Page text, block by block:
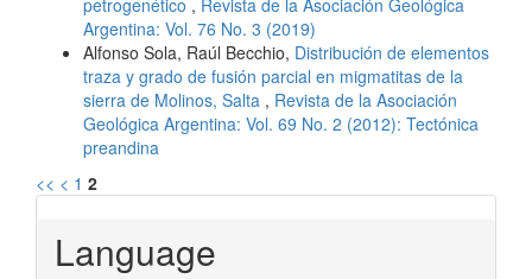
petrogenético , Revista de la Asociación Geológica
Argentina: Vol. 76 No. 3 (2019)
Alfonso Sola, Raúl Becchio, Distribución de elementos
traza y grado de fusión parcial en migmatitas de la
sierra de Molinos, Salta , Revista de la Asociación
Geológica Argentina: Vol. 69 No. 2 (2012): Tectónica
preandina
<< < 1 2
Language